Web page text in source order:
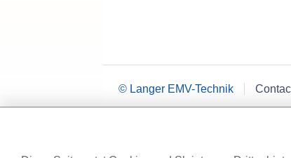
© Langer EMV-Technik